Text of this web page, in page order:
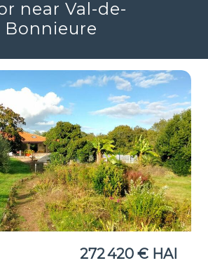
near Val-de-
Bonnieure
272 420 € HAI